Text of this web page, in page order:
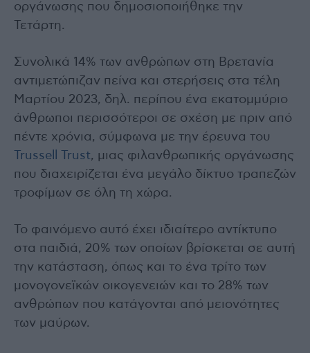
οργάνωσης που δημοσιοποιήθηκε την
Τετάρτη.
Συνολικά 14% των ανθρώπων στη Βρετανία
αντιμετώπιζαν πείνα και στερήσεις στα τέλη
Μαρτίου 2023, δηλ. περίπου ένα εκατομμύριο
άνθρωποι περισσότεροι σε σχέση με πριν από
πέντε χρόνια, σύμφωνα με την έρευνα του
Trussell Trust, μιας φιλανθρωπικής οργάνωσης
που διαχειρίζεται ένα μεγάλο δίκτυο τραπεζών
τροφίμων σε όλη τη χώρα.
Το φαινόμενο αυτό έχει ιδιαίτερο αντίκτυπο
στα παιδιά, 20% των οποίων βρίσκεται σε αυτή
την κατάσταση, όπως και το ένα τρίτο των
μονογονεϊκών οικογενειών και το 28% των
ανθρώπων που κατάγονται από μειονότητες
των μαύρων.